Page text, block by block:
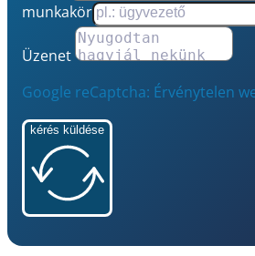
munkakör
Üzenet
Google reCaptcha: Érvénytelen
kérés küldése